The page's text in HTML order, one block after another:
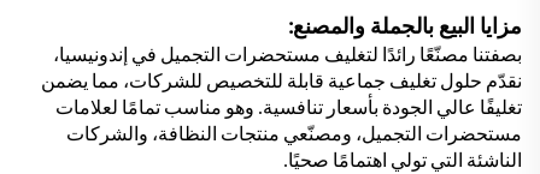
مزايا البيع بالجملة والمصنع:
بصفتنا مصنّعًا رائدًا لتغليف مستحضرات التجميل في إندونيسيا،
نقدّم حلول تغليف جماعية قابلة للتخصيص للشركات، مما يضمن
تغليفًا عالي الجودة بأسعار تنافسية. وهو مناسب تمامًا لعلامات
مستحضرات التجميل، ومصنّعي منتجات النظافة، والشركات
الناشئة التي تولي اهتمامًا صحيًا.